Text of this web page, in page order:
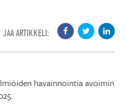
JAA ARTIKKELI:
havainnointia avoimin